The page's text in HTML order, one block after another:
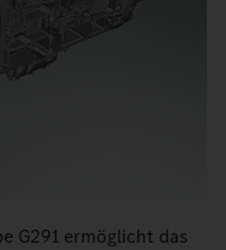
G291 ermöglicht das